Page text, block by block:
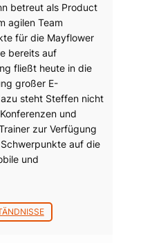
betreut als Product
agilen Team
für die Mayflower
bereits auf
fließt heute in die
großer E-
steht Steffen nicht
und
zur Verfügung
auf die
und